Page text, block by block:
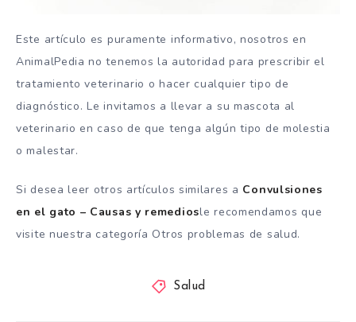
Este artículo es puramente informativo, nosotros en
AnimalPedia no tenemos la autoridad para prescribir el
tratamiento veterinario o hacer cualquier tipo de
diagnóstico. Le invitamos a llevar a su mascota al
veterinario en caso de que tenga algún tipo de molestia
o malestar.
Si desea leer otros artículos similares a Convulsiones
en el gato – Causas y remediosle recomendamos que
visite nuestra categoría Otros problemas de salud.
Salud